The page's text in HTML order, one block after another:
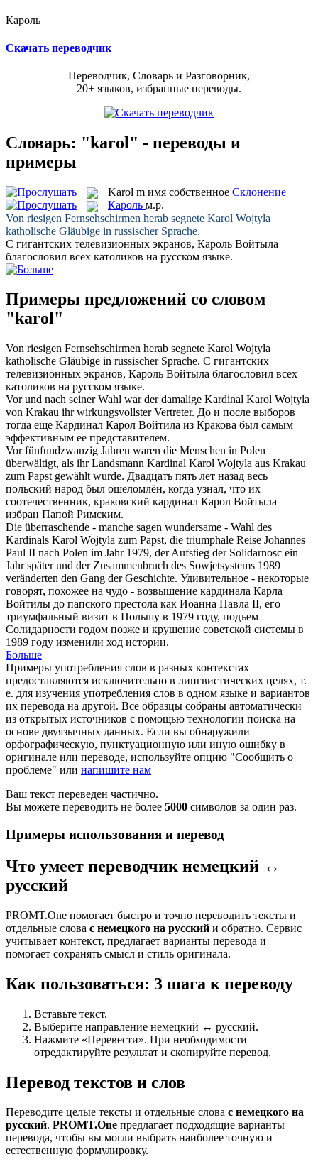
Кароль
Скачать переводчик
Переводчик, Словарь и Разговорник,
20+ языков, избранные переводы.
Словарь: "karol" - переводы и
примеры
Karol m имя собственное Склонение
Кароль м.р.
Von riesigen Fernsehschirmen herab segnete Karol Wojtyla
katholische Gläubige in russischer Sprache.
С гигантских телевизионных экранов, Кароль Войтыла
благословил всех католиков на русском языке.
Примеры предложений со словом
"karol"
Von riesigen Fernsehschirmen herab segnete Karol Wojtyla
katholische Gläubige in russischer Sprache. С гигантских
телевизионных экранов, Кароль Войтыла благословил всех
католиков на русском языке.
Vor und nach seiner Wahl war der damalige Kardinal Karol Wojtyla
von Krakau ihr wirkungsvollster Vertreter. До и после выборов
тогда еще Кардинал Карол Войтила из Кракова был самым
эффективным ее представителем.
Vor fünfundzwanzig Jahren waren die Menschen in Polen
überwältigt, als ihr Landsmann Kardinal Karol Wojtyla aus Krakau
zum Papst gewählt wurde. Двадцать пять лет назад весь
польский народ был ошеломлён, когда узнал, что их
соотечественник, краковский кардинал Карол Войтыла
избран Папой Римским.
Die überraschende - manche sagen wundersame - Wahl des
Kardinals Karol Wojtyla zum Papst, die triumphale Reise Johannes
Paul II nach Polen im Jahr 1979, der Aufstieg der Solidarnosc ein
Jahr später und der Zusammenbruch des Sowjetsystems 1989
veränderten den Gang der Geschichte. Удивительное - некоторые
говорят, похожее на чудо - возвышение кардинала Карла
Войтилы до папского престола как Иоанна Павла II, его
триумфальный визит в Польшу в 1979 году, подъем
Солидарности годом позже и крушение советской системы в
1989 году изменили ход истории.
Больше
Примеры употребления слов в разных контекстах
предоставляются исключительно в лингвистических целях, т.
е. для изучения употребления слов в одном языке и вариантов
их перевода на другой. Все образцы собраны автоматически
из открытых источников с помощью технологии поиска на
основе двуязычных данных. Если вы обнаружили
орфографическую, пунктуационную или иную ошибку в
оригинале или переводе, используйте опцию "Сообщить о
проблеме" или напишите нам
Ваш текст переведен частично.
Вы можете переводить не более 5000 символов за один раз.
Примеры использования и перевод
Что умеет переводчик немецкий ↔
русский
PROMT.One помогает быстро и точно переводить тексты и
отдельные слова с немецкого на русский и обратно. Сервис
учитывает контекст, предлагает варианты перевода и
помогает сохранять смысл и стиль оригинала.
Как пользоваться: 3 шага к переводу
Вставьте текст.
Выберите направление немецкий ↔ русский.
Нажмите «Перевести». При необходимости
отредактируйте результат и скопируйте перевод.
Перевод текстов и слов
Переводите целые тексты и отдельные слова с немецкого на
русский. PROMT.One предлагает подходящие варианты
перевода, чтобы вы могли выбрать наиболее точную и
естественную формулировку.